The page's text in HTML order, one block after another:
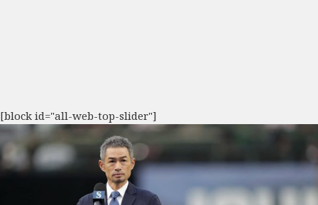
[block id="all-web-top-slider"]